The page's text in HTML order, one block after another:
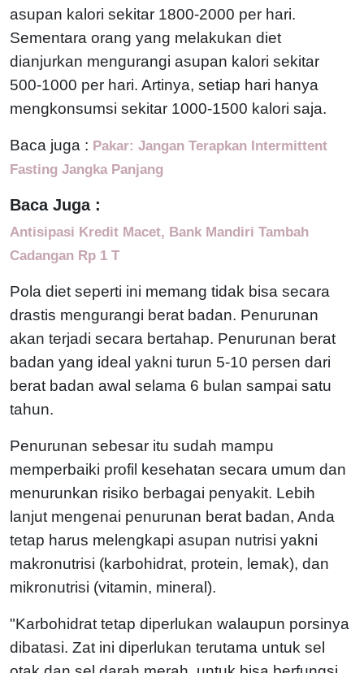
asupan kalori sekitar 1800-2000 per hari.
Sementara orang yang melakukan diet
dianjurkan mengurangi asupan kalori sekitar
500-1000 per hari. Artinya, setiap hari hanya
mengkonsumsi sekitar 1000-1500 kalori saja.
Baca juga : Pakar: Jangan Terapkan Intermittent
Fasting Jangka Panjang
Baca Juga :
Antisipasi Kredit Macet, Bank Mandiri Tambah
Cadangan Rp 1 T
Pola diet seperti ini memang tidak bisa secara
drastis mengurangi berat badan. Penurunan
akan terjadi secara bertahap. Penurunan berat
badan yang ideal yakni turun 5-10 persen dari
berat badan awal selama 6 bulan sampai satu
tahun.
Penurunan sebesar itu sudah mampu
memperbaiki profil kesehatan secara umum dan
menurunkan risiko berbagai penyakit. Lebih
lanjut mengenai penurunan berat badan, Anda
tetap harus melengkapi asupan nutrisi yakni
makronutrisi (karbohidrat, protein, lemak), dan
mikronutrisi (vitamin, mineral).
"Karbohidrat tetap diperlukan walaupun porsinya
dibatasi. Zat ini diperlukan terutama untuk sel